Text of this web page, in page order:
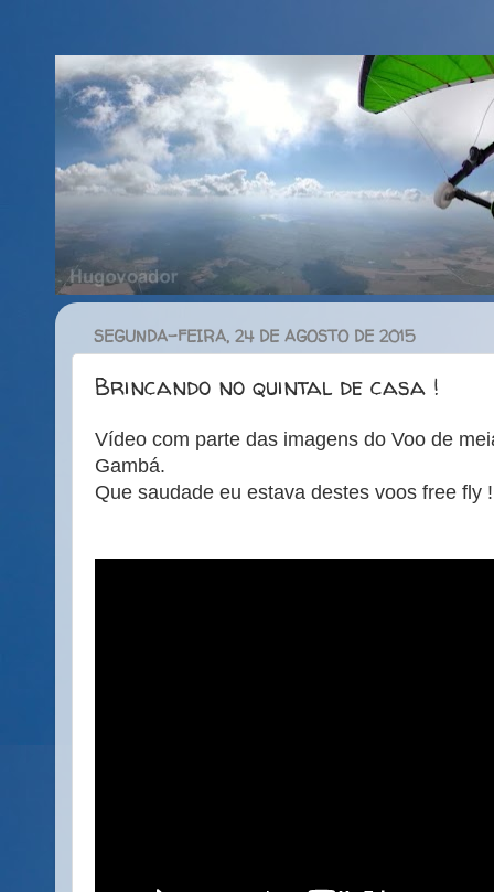
SEGUNDA-FEIRA, 24 DE AGOSTO DE 2015
Brincando no quintal de casa !
Vídeo com parte das imagens do Voo de
Gambá.
Que saudade eu estava destes voos free fly